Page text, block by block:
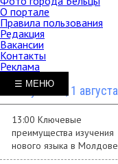
О портале
Правила пользования
Редакция
Вакансии
Контакты
Реклама
Суббота, 1 августа
13:00 Ключевые
преимущества изучения
нового языка в Молдове
☰ МЕНЮ